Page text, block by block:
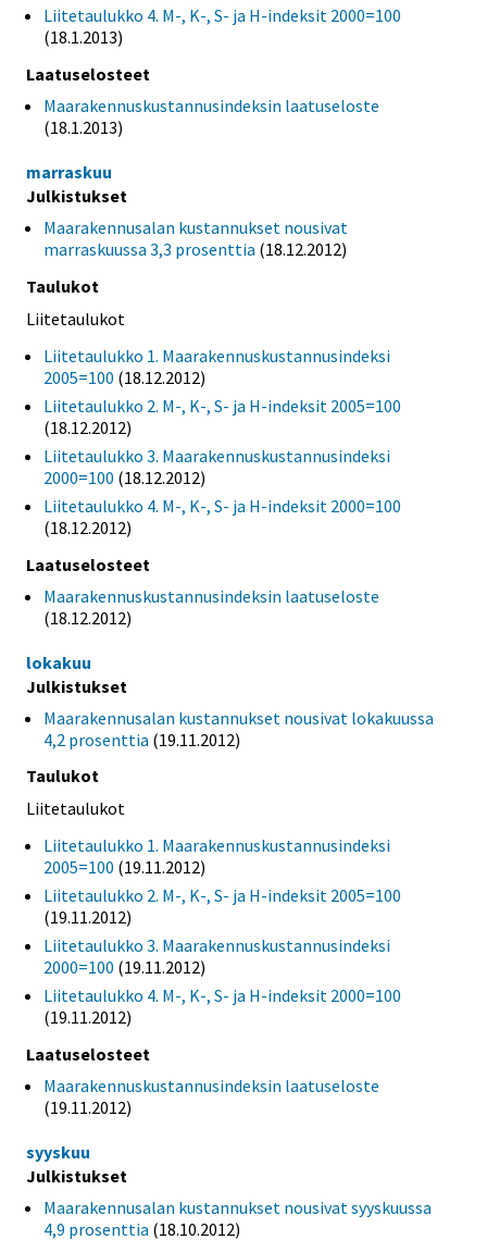
Liitetaulukko 4. M-, K-, S- ja H-indeksit 2000=100
(18.1.2013)
Laatuselosteet
Maarakennuskustannusindeksin laatuseloste
(18.1.2013)
marraskuu
Julkistukset
Maarakennusalan kustannukset nousivat
marraskuussa 3,3 prosenttia (18.12.2012)
Taulukot
Liitetaulukot
Liitetaulukko 1. Maarakennuskustannusindeksi
2005=100 (18.12.2012)
Liitetaulukko 2. M-, K-, S- ja H-indeksit 2005=100
(18.12.2012)
Liitetaulukko 3. Maarakennuskustannusindeksi
2000=100 (18.12.2012)
Liitetaulukko 4. M-, K-, S- ja H-indeksit 2000=100
(18.12.2012)
Laatuselosteet
Maarakennuskustannusindeksin laatuseloste
(18.12.2012)
lokakuu
Julkistukset
Maarakennusalan kustannukset nousivat lokakuussa
4,2 prosenttia (19.11.2012)
Taulukot
Liitetaulukot
Liitetaulukko 1. Maarakennuskustannusindeksi
2005=100 (19.11.2012)
Liitetaulukko 2. M-, K-, S- ja H-indeksit 2005=100
(19.11.2012)
Liitetaulukko 3. Maarakennuskustannusindeksi
2000=100 (19.11.2012)
Liitetaulukko 4. M-, K-, S- ja H-indeksit 2000=100
(19.11.2012)
Laatuselosteet
Maarakennuskustannusindeksin laatuseloste
(19.11.2012)
syyskuu
Julkistukset
Maarakennusalan kustannukset nousivat syyskuussa
4,9 prosenttia (18.10.2012)